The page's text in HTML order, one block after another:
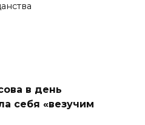
в день
себя «везучим